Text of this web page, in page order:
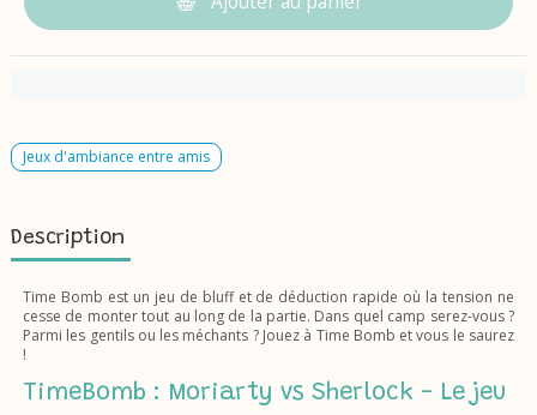
Jeux d'ambiance entre amis
Description
Time Bomb est un jeu de bluff et de déduction rapide où la tension ne
cesse de monter tout au long de la partie. Dans quel camp serez-vous ?
Parmi les gentils ou les méchants ? Jouez à Time Bomb et vous le saurez
!
TimeBomb : Moriarty vs Sherlock - Le jeu